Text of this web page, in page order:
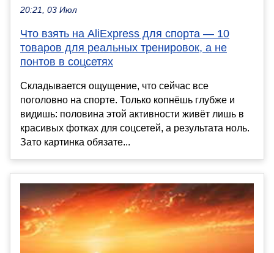
20:21, 03 Июл
Что взять на AliExpress для спорта — 10
товаров для реальных тренировок, а не
понтов в соцсетях
Складывается ощущение, что сейчас все
поголовно на спорте. Только копнёшь глубже и
видишь: половина этой активности живёт лишь в
красивых фотках для соцсетей, а результата ноль.
Зато картинка обязате...